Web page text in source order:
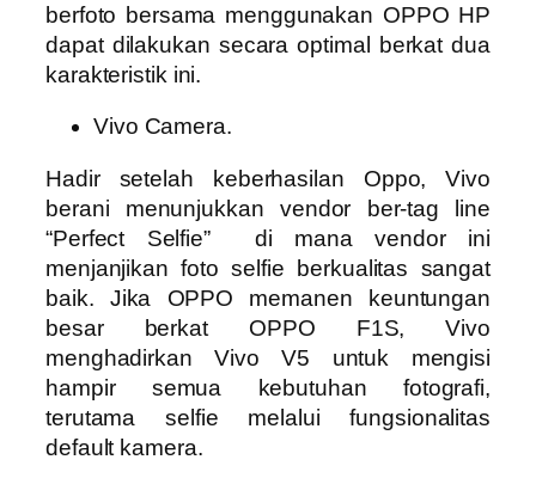
berfoto bersama menggunakan OPPO HP
dapat dilakukan secara optimal berkat dua
karakteristik ini.
Vivo Camera.
Hadir setelah keberhasilan Oppo, Vivo
berani menunjukkan vendor ber-tag line
“Perfect Selfie” di mana vendor ini
menjanjikan foto selfie berkualitas sangat
baik. Jika OPPO memanen keuntungan
besar berkat OPPO F1S, Vivo
menghadirkan Vivo V5 untuk mengisi
hampir semua kebutuhan fotografi,
terutama selfie melalui fungsionalitas
default kamera.